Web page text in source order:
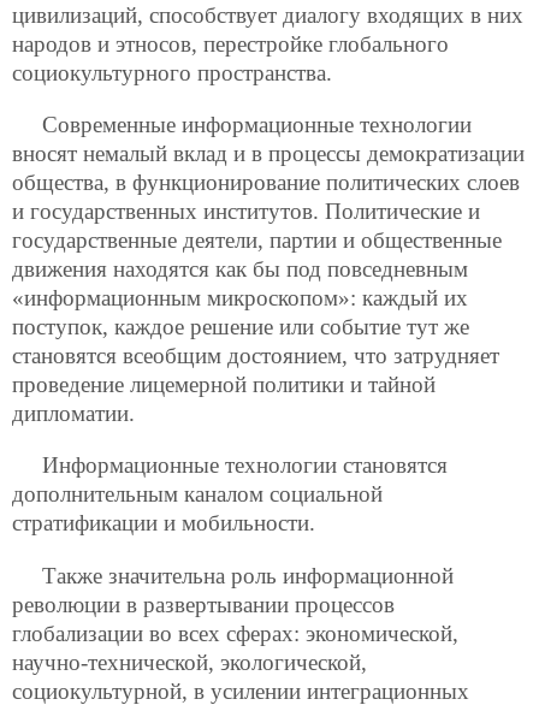
цивилизаций, способствует диалогу входящих в них
народов и этносов, перестройке глобального
социокультурного пространства.
Современные информационные технологии
вносят немалый вклад и в процессы демократизации
общества, в функционирование политических слоев
и государственных институтов. Политические и
государственные деятели, партии и общественные
движения находятся как бы под повседневным
«информационным микроскопом»: каждый их
поступок, каждое решение или событие тут же
становятся всеобщим достоянием, что затрудняет
проведение лицемерной политики и тайной
дипломатии.
Информационные технологии становятся
дополнительным каналом социальной
стратификации и мобильности.
Также значительна роль информационной
революции в развертывании процессов
глобализации во всех сферах: экономической,
научно-технической, экологической,
социокультурной, в усилении интеграционных